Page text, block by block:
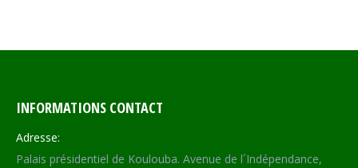
INFORMATIONS CONTACT
Adresse:
Palais présidentiel de Koulouba. Avenue de l´Indépendance,